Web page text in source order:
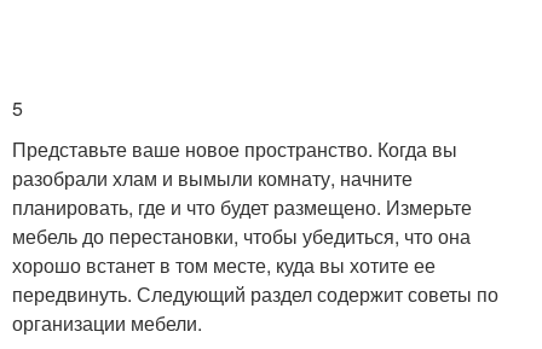
5
Представьте ваше новое пространство. Когда вы
разобрали хлам и вымыли комнату, начните
планировать, где и что будет размещено. Измерьте
мебель до перестановки, чтобы убедиться, что она
хорошо встанет в том месте, куда вы хотите ее
передвинуть. Следующий раздел содержит советы по
организации мебели.